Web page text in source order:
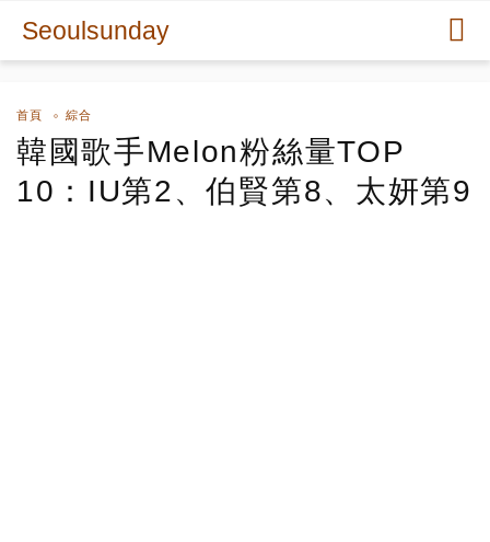
Seoulsunday
首頁 綜合
韓國歌手Melon粉絲量TOP
10：IU第2、伯賢第8、太妍第9